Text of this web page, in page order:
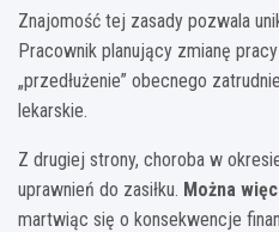
Znajomość tej zasady pozwala
Pracownik planujący zmianę
„przedłużenie” obecnego
lekarskie.
Z drugiej strony, choroba w
uprawnień do zasiłku. Można
martwiąc się o konsekwencje